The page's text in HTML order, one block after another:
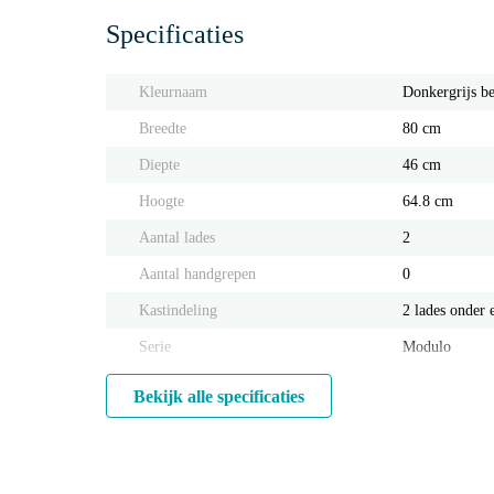
Specificaties
Kleurnaam Donkergrijs
Breedte 80 cm
Diepte 46 cm
Hoogte 64.8 cm
Aantal lades 2
Aantal handgrepen 0
Kastindeling 2 lades onder
Serie Modulo
Bekijk alle specificaties